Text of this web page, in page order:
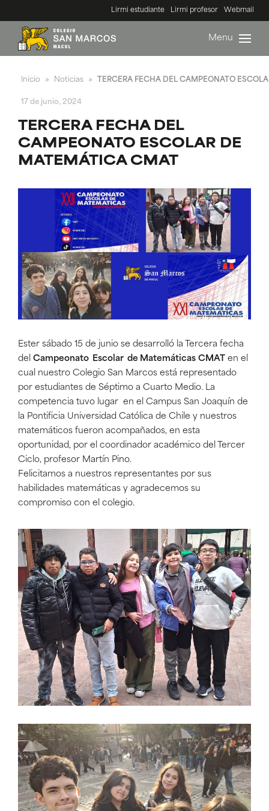
Lirmi estudiante Lirmi profesor Webmail
Menu
Inicio » Noticias » TERCERA FECHA DEL CAMPEONATO
17 de junio, 2024
TERCERA FECHA DEL
CAMPEONATO ESCOLAR DE
MATEMÁTICA CMAT
Ester sábado 15 de junio se desarrolló la Tercera fecha
del Campeonato Escolar de Matemáticas CMAT en el
cual nuestro Colegio San Marcos está representado
por estudiantes de Séptimo a Cuarto Medio. La
competencia tuvo lugar en el Campus San Joaquín de
la Pontificia Universidad Católica de Chile y nuestros
matemáticos fueron acompañados, en esta
oportunidad, por el coordinador académico del Tercer
Ciclo, profesor Martín Pino.
Felicitamos a nuestros representantes por sus
habilidades matemáticas y agradecemos su
compromiso con el colegio.